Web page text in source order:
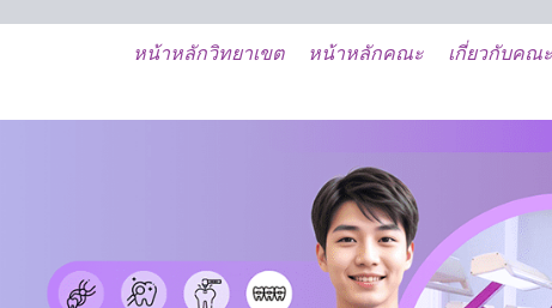
หน้าหลักวิทยาเขต หน้าหลักคณะ เกี่ยวกับคณ